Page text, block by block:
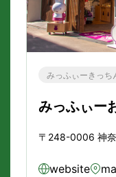
みっふぃーきっち
みっふぃー
〒248-0006 神
website